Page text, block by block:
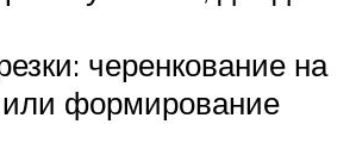
черенкование на
или формирование